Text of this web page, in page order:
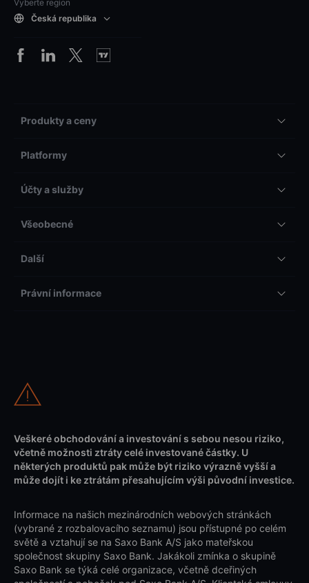
Vyberte region
Česká republika
Produkty a ceny
Platformy
Účty a služby
Všeobecné
Další
Právní informace
Veškeré obchodování a investování s sebou nesou riziko,
včetně možnosti ztráty celé investované částky. U
některých produktů pak může být riziko výrazně vyšší a
může dojít i ke ztrátám přesahujícím výši původní investice.
Informace na našich mezinárodních webových stránkách
(vybrané z rozbalovacího seznamu) jsou přístupné po celém
světě a vztahují se na Saxo Bank A/S jako mateřskou
společnost skupiny Saxo Bank. Jakákoli zmínka o skupině
Saxo Bank se týká celé organizace, včetně dceřiných